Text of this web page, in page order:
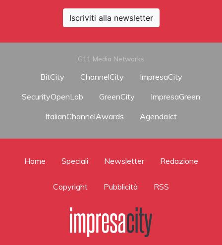
Iscriviti alla newsletter
G11 Media Networks
BitCity ChannelCity
ImpresaCity
SecurityOpenLab
GreenCity
ImpresaGreen
ItalianChannelAwards
AgendaIct
Home Speciali Newsletter Redazione
Copyright Pubblicità RSS